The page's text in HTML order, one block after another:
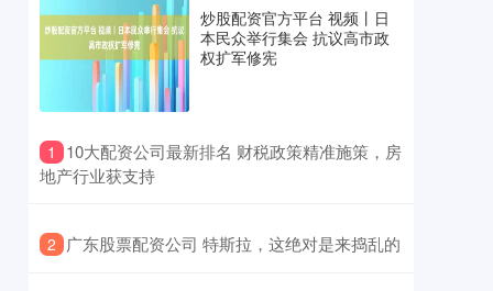
炒股配资官方平台 视频丨日
本民众举行集会 抗议高市政
权扩军修宪
1
​10大配资公司最新排名 财税政策精准施策，房
地产行业获支持
2 ​广东股票配资公司 特斯拉，这绝对是来捣乱的